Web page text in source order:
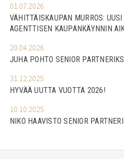
01.07.2026
VÄHITTÄISKAUPAN MURROS:
AGENTTISEN KAUPANKÄYNNIN
20.04.2026
JUHA POHTO SENIOR
31.12.2025
HYVÄÄ UUTTA VUOTTA 2026!
10.10.2025
NIKO HAAVISTO SENIOR